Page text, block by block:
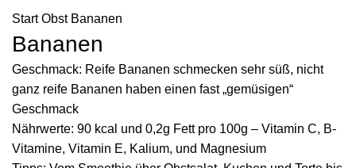
StartObst Bananen
Bananen
Geschmack: Reife Bananen schmecken sehr süß, nicht
ganz reife Bananen haben einen fast „gemüsigen“
Geschmack
Nährwerte: 90 kcal und 0,2g Fett pro 100g – Vitamin C, B-
Vitamine, Vitamin E, Kalium, und Magnesium